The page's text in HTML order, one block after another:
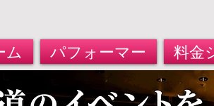
ム パフォーマー 料金
マー​派遣サービス